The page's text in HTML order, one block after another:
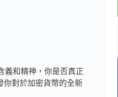
義和精神，你是否真正
你對於加密貨幣的全新